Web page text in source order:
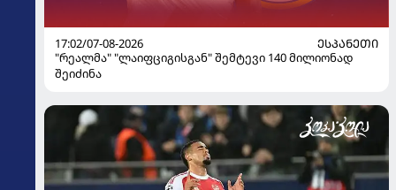
17:02/07-08-2026
ᲔᲡᲞᲐᲜᲔᲗᲘ
"რეალმა" "ლაიფციგისგან" შემტევი 140 მილიონად
შეიძინა